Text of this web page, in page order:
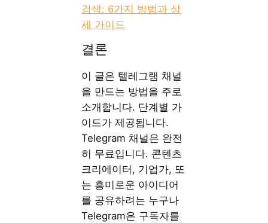
검색: 6가지 방법과 상
세 가이드
결론
이 글은 텔레그램 채널
을 만드는 방법을 주로
소개합니다. 단계별 가
이드가 제공됩니다.
Telegram 채널은 완전
히 무료입니다. 콘텐츠
크리에이터, 기업가, 또
는 흥미로운 아이디어
를 공유하려는 누구나
Telegram은 구독자를